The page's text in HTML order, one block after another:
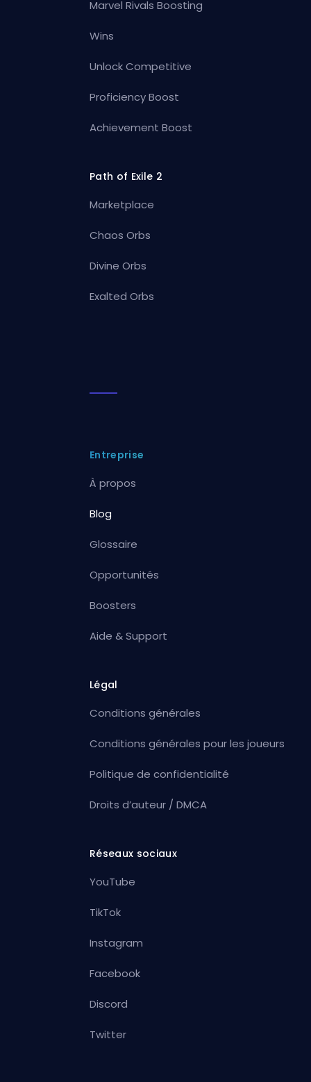
Marvel Rivals Boosting
Wins
Unlock Competitive
Proficiency Boost
Achievement Boost
Path of Exile 2
Marketplace
Chaos Orbs
Divine Orbs
Exalted Orbs
Entreprise
À propos
Blog
Glossaire
Opportunités
Boosters
Aide & Support
Légal
Conditions générales
Conditions générales pour les joueurs
Politique de confidentialité
Droits d’auteur / DMCA
Réseaux sociaux
YouTube
TikTok
Instagram
Facebook
Discord
Twitter